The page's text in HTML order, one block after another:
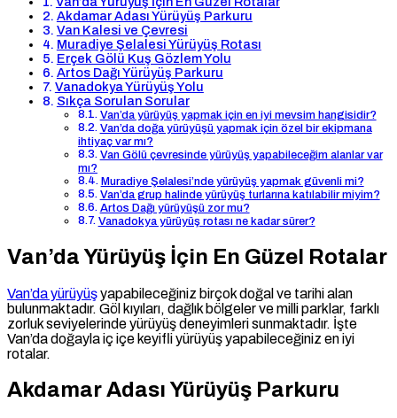
Akdamar Adası Yürüyüş Parkuru
Van Kalesi ve Çevresi
Muradiye Şelalesi Yürüyüş Rotası
Erçek Gölü Kuş Gözlem Yolu
Artos Dağı Yürüyüş Parkuru
Vanadokya Yürüyüş Yolu
Sıkça Sorulan Sorular
Van’da yürüyüş yapmak için en iyi mevsim hangisidir?
Van’da doğa yürüyüşü yapmak için özel bir ekipmana
ihtiyaç var mı?
Van Gölü çevresinde yürüyüş yapabileceğim alanlar var
mı?
Muradiye Şelalesi’nde yürüyüş yapmak güvenli mi?
Van’da grup halinde yürüyüş turlarına katılabilir miyim?
Artos Dağı yürüyüşü zor mu?
Vanadokya yürüyüş rotası ne kadar sürer?
Van’da Yürüyüş İçin En Güzel Rotalar
Van’da yürüyüşyapabileceğiniz birçok doğal ve tarihi alan
bulunmaktadır. Göl kıyıları, dağlık bölgeler ve milli parklar, farklı
zorluk seviyelerinde yürüyüş deneyimleri sunmaktadır. İşte
Van’da doğayla iç içe keyifli yürüyüş yapabileceğiniz en iyi
rotalar.
Akdamar Adası Yürüyüş Parkuru